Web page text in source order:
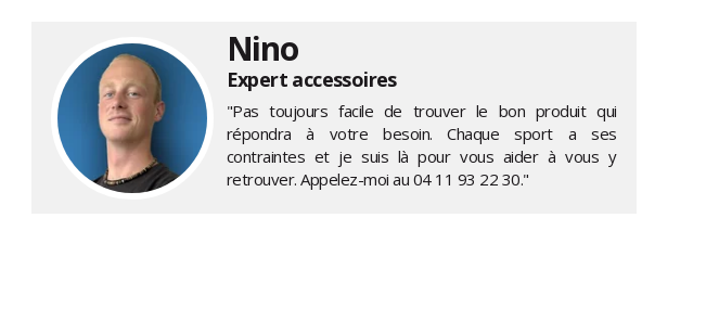
Nino
Expert accessoires
"Pas toujours facile de trouver le bon produit qui
répondra à votre besoin. Chaque sport a ses
contraintes et je suis là pour vous aider à vous y
retrouver. Appelez-moi au 04 11 93 22 30."